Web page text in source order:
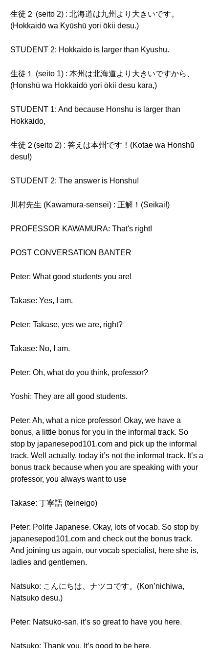
生徒２ (seito 2) : 北海道は九州より大きいです。
(Hokkaidō wa Kyūshū yori ōkii desu.)
STUDENT 2: Hokkaido is larger than Kyushu.
生徒１ (seito 1) : 本州は北海道より大きいですから、
(Honshū wa Hokkaidō yori ōkii desu kara,)
STUDENT 1: And because Honshu is larger than
Hokkaido,
生徒２(seito 2) : 答えは本州です！(Kotae wa Honshū
desu!)
STUDENT 2: The answer is Honshu!
川村先生 (Kawamura-sensei) : 正解！(Seikai!)
PROFESSOR KAWAMURA: That's right!
POST CONVERSATION BANTER
Peter: What good students you are!
Takase: Yes, I am.
Peter: Takase, yes we are, right?
Takase: No, I am.
Peter: Oh, what do you think, professor?
Yoshi: They are all good students.
Peter: Ah, what a nice professor! Okay, we have a
bonus, a little bonus for you in the informal track. So
stop by japanesepod101.com and pick up the informal
track. Well actually, today it’s not the informal track. It’s a
bonus track because when you are speaking with your
professor, you always want to use
Takase: 丁寧語 (teineigo)
Peter: Polite Japanese. Okay, lots of vocab. So stop by
japanesepod101.com and check out the bonus track.
And joining us again, our vocab specialist, here she is,
ladies and gentlemen.
Natsuko: こんにちは、ナツコです。(Kon’nichiwa,
Natsuko desu.)
Peter: Natsuko-san, it’s so great to have you here.
Natsuko: Thank you. It’s good to be here.